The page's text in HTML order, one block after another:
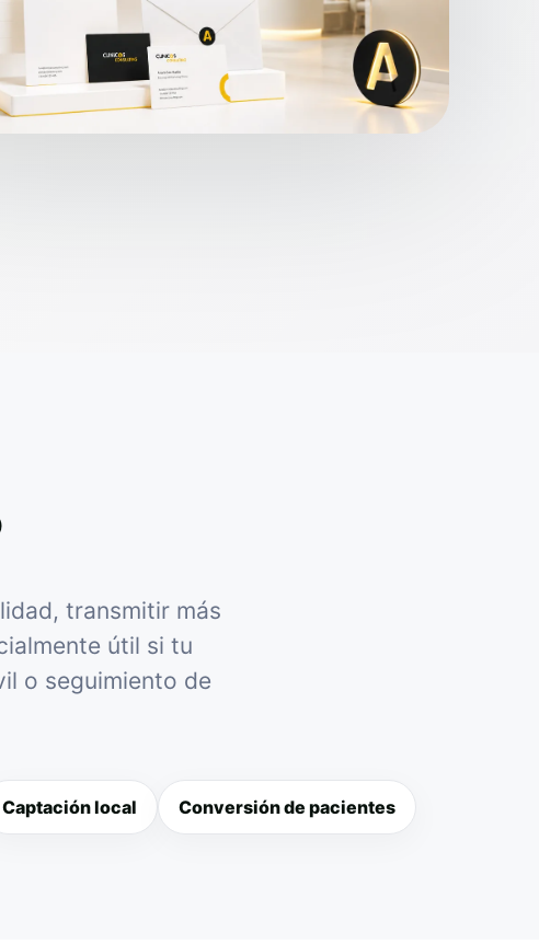
transmitir más
útil si tu
o seguimiento de
Captación local Conversión de pacientes